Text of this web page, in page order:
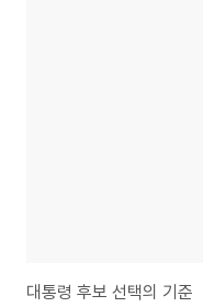
대통령 후보 선택의 기준